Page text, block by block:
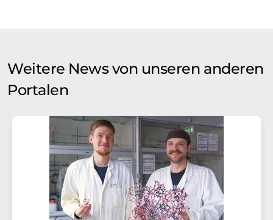
Weitere News von unseren anderen
Portalen